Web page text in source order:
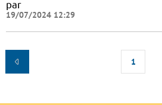
par
19/07/2024 12:29
1